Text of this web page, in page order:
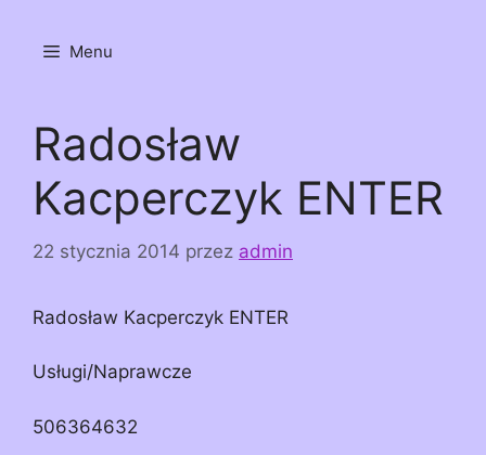
Menu
Radosław
Kacperczyk ENTER
22 stycznia 2014 przez admin
Radosław Kacperczyk ENTER
Usługi/Naprawcze
506364632